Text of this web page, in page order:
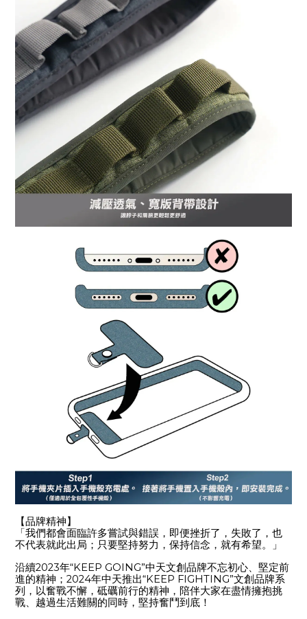
【品牌精神】
「我們都會面臨許多嘗試與錯誤，即便挫折了，失敗了，也
不代表就此出局；只要堅持努力，保持信念，就有希望。」
沿續2023年“KEEP GOING”中天文創品牌不忘初心、堅定前
進的精神； 2024年中天推出“KEEP FIGHTING”文創品牌系
列，以奮戰不懈，砥礪前行的精神，陪伴大家在盡情擁抱挑
戰、越過生活難關的同時，堅持奮鬥到底！